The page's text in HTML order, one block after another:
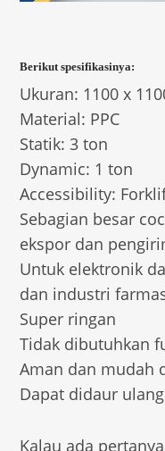
Berikut spesifikasinya:
Ukuran: 1100 x
Material: PPC
Statik: 3 ton
Dynamic: 1 ton
Accessibility:
Sebagian besar
ekspor dan
Untuk elektronik
dan industri
Super ringan
Tidak dibutuhkan
Aman dan mudah
Dapat didaur ulang
Kalau ada